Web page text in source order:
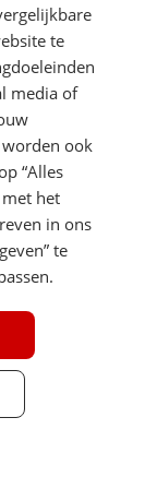
te
media of
ook
“Alles
het
in ons
te